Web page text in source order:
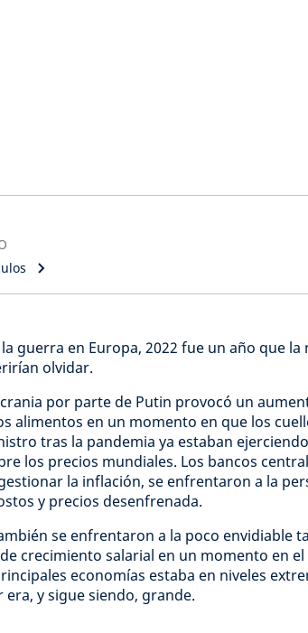
guerra en Europa, 2022 fue un año que la
olvidar.
por parte de Putin provocó un
alimentos en un momento en que los
tras la pandemia ya estaban
los precios mundiales. Los bancos
la inflación, se enfrentaron a la
y precios desenfrenada.
se enfrentaron a la poco envidiable
crecimiento salarial en un momento en
economías estaba en niveles
y sigue siendo, grande.